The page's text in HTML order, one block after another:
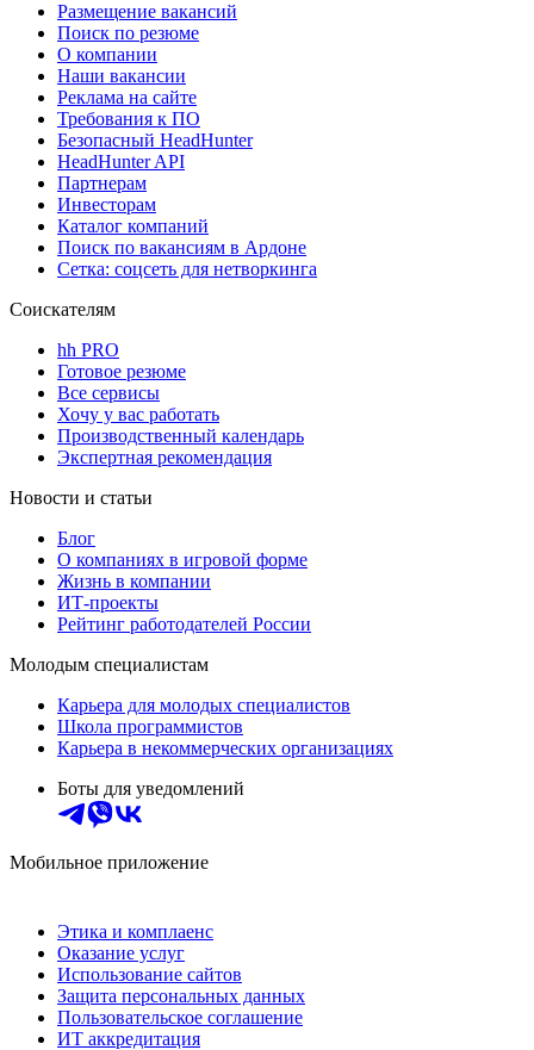
Размещение вакансий
Поиск по резюме
О компании
Наши вакансии
Реклама на сайте
Требования к ПО
Безопасный HeadHunter
HeadHunter API
Партнерам
Инвесторам
Каталог компаний
Поиск по вакансиям в Ардоне
Сетка: соцсеть для нетворкинга
Соискателям
hh PRO
Готовое резюме
Все сервисы
Хочу у вас работать
Производственный календарь
Экспертная рекомендация
Новости и статьи
Блог
О компаниях в игровой форме
Жизнь в компании
ИТ-проекты
Рейтинг работодателей России
Молодым специалистам
Карьера для молодых специалистов
Школа программистов
Карьера в некоммерческих организациях
Боты для уведомлений
Мобильное приложение
Этика и комплаенс
Оказание услуг
Использование сайтов
Защита персональных данных
Пользовательское соглашение
ИТ аккредитация